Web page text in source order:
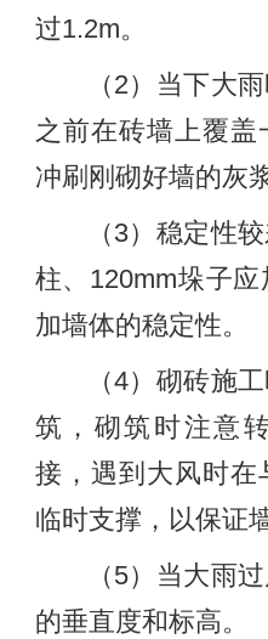
过1.2m。
（2）当下大
之前在砖墙上覆
冲刷刚砌好墙的灰浆
（3）稳定性
柱、120mm垛子
加墙体的稳定性。
（4）砌砖施
筑，砌筑时注意
接，遇到大风时在
临时支撑，以保证
（5）当大雨
的垂直度和标高。